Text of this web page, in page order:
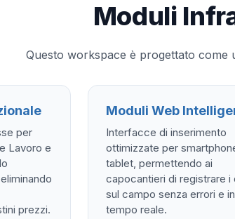
Moduli
Questo workspace è progettato come
per
Lavoro e
prezzi.
Moduli Web
Interfacce di inserimento
ottimizzate per
tablet, permettendo ai
capocantieri di registrare i
sul campo senza errori e in
tempo reale.